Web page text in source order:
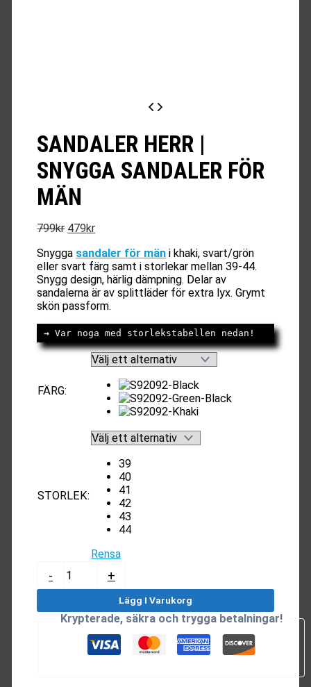
SANDALER HERR |
SNYGGA SANDALER FÖR
MÄN
799kr Det
priset
var:
799kr.
479krDet
priset
är:
479kr.
Snygga sandaler för män i khaki, svart/grön
eller svart färg samt i storlekar mellan 39-44.
Snygg design, härlig dämpning. Delar av
sandalerna är av splittläder för extra lyx. Grymt
skön passform.
→ Var noga med storlekstabellen nedan!
FÄRG:
STORLEK:
39
40
41
42
43
44
Rensa
-
Herr
|
Sandaler
+
Lägg I Varukorg
Krypterade, säkra och trygga betalningar!